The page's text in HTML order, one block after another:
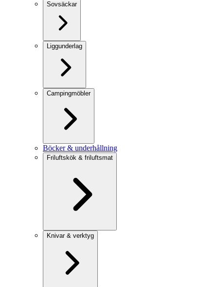
Sovsäckar
Liggunderlag
Campingmöbler
Böcker & underhållning
Friluftskök & friluftsmat
Knivar & verktyg